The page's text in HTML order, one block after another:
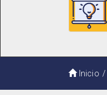
Inicio